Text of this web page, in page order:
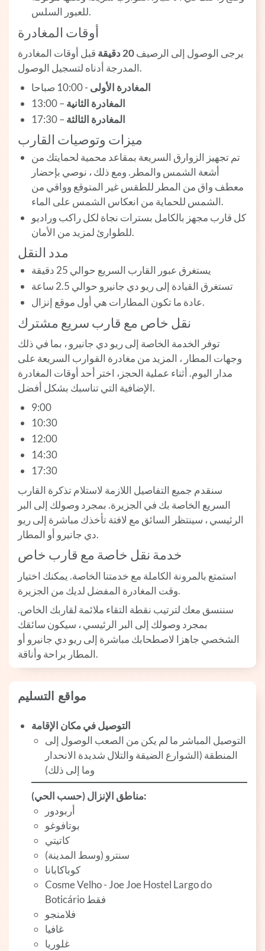
للعبور السلس.
أوقات المغادرة
يرجى الوصول إلى الرصيف20 دقيقة
قبل أوقات المغادرة
المدرجة أدناه لتسجيل الوصول.
المغادرة الأولى - 10:00 صباحا
المغادرة الثانية – 13:00
المغادرة الثالثة – 17:30
ميزات وتوصيات القارب
تم تجهيز الزوارق السريعة بمقاعد محمية لحمايتك من
أشعة الشمس والمطر. ومع ذلك ، نوصي بإحضار
معطف واق من المطر للطقس غير المتوقع وواقي من
الشمس للحماية من انعكاس الشمس على الماء.
كل قارب مجهز بالكامل بسترات نجاة لكل راكب وراديو
للطوارئ لمزيد من الأمان.
مدد النقل
يستغرق عبور القارب السريع حوالي 25 دقيقة
تستغرق القيادة إلى ريو دي جانيرو حوالي 2.5 ساعة
عادة ما تكون المطارات هي أول موقع إنزال.
نقل خاص مع قارب سريع مشترك
توفر الخدمة الخاصة إلى ريو دي جانيرو ، بما في ذلك
وجهات المطار ، المزيد من مغادرة القوارب السريعة على
مدار اليوم. أثناء عملية الحجز، اختر أحد أوقات المغادرة
الإضافية التي تناسبك بشكل أفضل.
9:00
10:30
12:00
14:30
17:30
سنقدم جميع التفاصيل اللازمة لاستلام تذكرة القارب
السريع الخاصة بك في الجزيرة. بمجرد وصولك إلى البر
الرئيسي ، سينتظر السائق مع لافتة تأخذك مباشرة إلى ريو
دي جانيرو أو المطار.
خدمة نقل خاصة مع قارب خاص
استمتع بالمرونة الكاملة مع خدمتنا الخاصة. يمكنك اختيار
وقت المغادرة المفضل لديك من الجزيرة.
سننسق معك لترتيب نقطة التقاء ملائمة لقاربك الخاص.
بمجرد وصولك إلى البر الرئيسي ، سيكون سائقك
الشخصي جاهزا لاصطحابك مباشرة إلى ريو دي جانيرو أو
المطار براحة وأناقة.
مواقع التسليم
التوصيل في مكان الإقامة
التوصيل المباشر ما لم يكن من الصعب الوصول إلى
المنطقة (الشوارع الضيقة والتلال شديدة الانحدار
وما إلى ذلك)
مناطق الإنزال (حسب الحي):
أربودور
بوتافوغو
كاتيتي
سنترو (وسط المدينة)
كوباكابانا
Cosme Velho - Joe Joe Hostel Largo do
Boticário فقط
فلامنجو
غافيا
غلوريا